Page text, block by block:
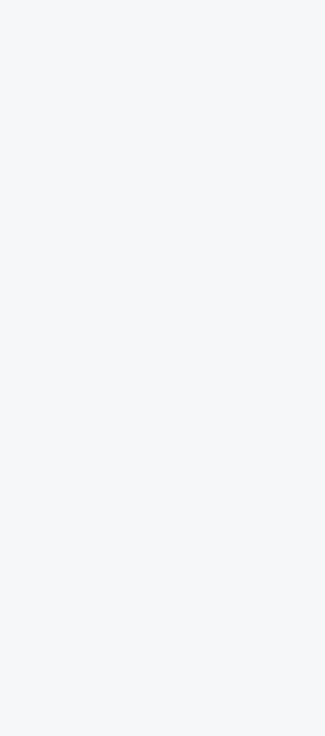
társulatot, hogy Szűz Mária
és kórház lelkészként is